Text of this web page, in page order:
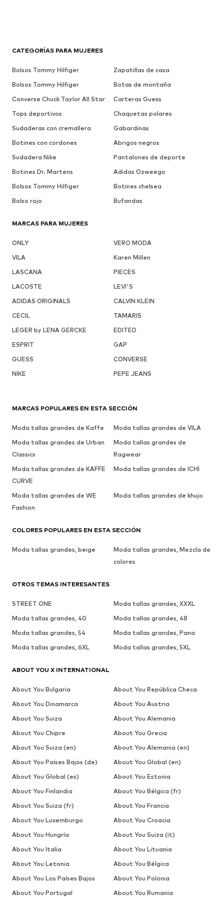
CATEGORÍAS PARA MUJERES
Bolsos Tommy Hilfiger
Zapatillas de casa
Bolsos Tommy Hilfiger
Botas de montaña
Converse Chuck Taylor All Star
Carteras Guess
Tops deportivos
Chaquetas polares
Sudaderas con cremallera
Gabardinas
Botines con cordones
Abrigos negros
Sudadera Nike
Pantalones de deporte
Botines Dr. Martens
Adidas Ozweego
Bolsos Tommy Hilfiger
Botines chelsea
Bolso rojo
Bufandas
MARCAS PARA MUJERES
ONLY
VERO MODA
VILA
Karen Millen
LASCANA
PIECES
LACOSTE
LEVI'S
ADIDAS ORIGINALS
CALVIN KLEIN
CECIL
TAMARIS
LEGER by LENA GERCKE
EDITED
ESPRIT
GAP
GUESS
CONVERSE
NIKE
PEPE JEANS
MARCAS POPULARES EN ESTA SECCIÓN
Moda tallas grandes de Kaffe
Moda tallas grandes de VILA
Moda tallas grandes de Urban
Classics
Moda tallas grandes de
Ragwear
Moda tallas grandes de KAFFE
CURVE
Moda tallas grandes de ICHI
Moda tallas grandes de WE
Fashion
Moda tallas grandes de khujo
COLORES POPULARES EN ESTA SECCIÓN
Moda tallas grandes, beige
Moda tallas grandes, Mezcla de
colores
OTROS TEMAS INTERESANTES
STREET ONE
Moda tallas grandes, XXXL
Moda tallas grandes, 40
Moda tallas grandes, 48
Moda tallas grandes, 54
Moda tallas grandes, Pana
Moda tallas grandes, 6XL
Moda tallas grandes, 5XL
ABOUT YOU X INTERNATIONAL
About You Bulgaria
About You República Checa
About You Dinamarca
About You Austria
About You Suiza
About You Alemania
About You Chipre
About You Grecia
About You Suiza (en)
About You Alemania (en)
About You Países Bajos (de)
About You Global (en)
About You Global (es)
About You Estonia
About You Finlandia
About You Bélgica (fr)
About You Suiza (fr)
About You Francia
About You Luxemburgo
About You Croacia
About You Hungría
About You Suiza (it)
About You Italia
About You Lituania
About You Letonia
About You Bélgica
About You Los Países Bajos
About You Polonia
About You Portugal
About You Rumania